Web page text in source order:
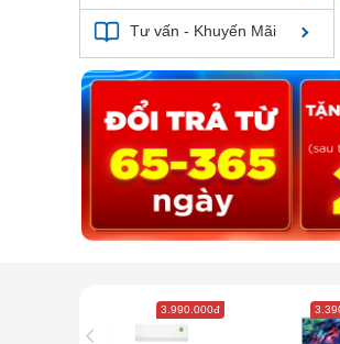
Tư vấn - Khuyến Mãi
3.990.000đ